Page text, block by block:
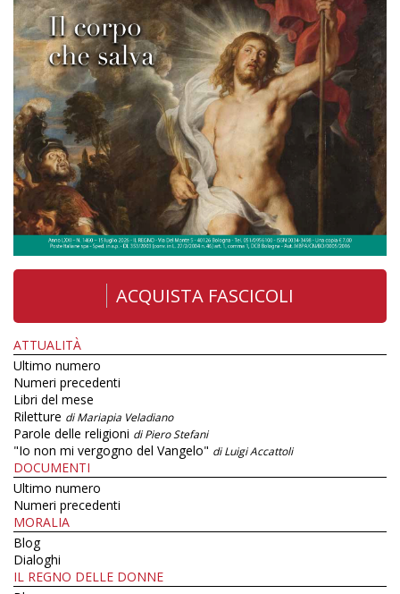
ACQUISTA FASCICOLI
ATTUALITÀ
Ultimo numero
Numeri precedenti
Libri del mese
Riletture di Mariapia Veladiano
Parole delle religioni di Piero Stefani
"Io non mi vergogno del Vangelo" di Luigi Accattoli
DOCUMENTI
Ultimo numero
Numeri precedenti
MORALIA
Blog
Dialoghi
IL REGNO DELLE DONNE